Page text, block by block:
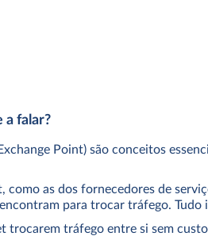
a falar?
Point) são conceitos
as dos fornecedores de
para trocar tráfego. Tudo
trocarem tráfego entre si sem